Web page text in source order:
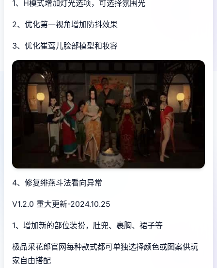
1、H模式增加灯光选项，可选择氛围光
2、优化第一视角增加防抖效果
3、优化崔莺儿脸部模型和妆容
4、修复绯燕斗法看向异常
V1.2.0 重大更新-2024.10.25
1、增加新的部位装扮，肚兜、裹胸、裙子等
极品采花郎官网每种款式都可单独选择颜色或图案供玩
家自由搭配